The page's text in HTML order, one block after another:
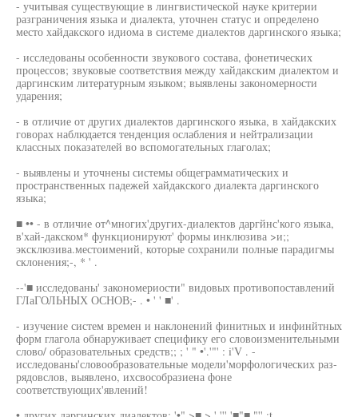
- учитывая существующие в лингвистической науке критерии
разграничения языка и диалекта, уточнен статус и определено
место хайдакского идиома в системе диалектов даргинского языка;
- исследованы особенности звукового состава, фонетических
процессов; звуковые соответствия между хайдакским диалектом и
даргинским литературным языком; выявлены закономерности
ударения;
- в отличие от других диалектов даргинского языка, в хайдакских
говорах наблюдается тенденция ослабления и нейтрализации
классных показателей во вспомогательных глаголах;
- выявлены и уточнены системы общеграмматических и
пространственных падежей хайдакского диалекта даргинского
языка;
■ •• - в отличие от^многих'других-диалектов даргйнс'кого языка,
в'хай-дакском* функционируют' формы инклюзива >и;;
эксклюзива.местоимений, которые сохранили полные парадигмы
склонения;-, * ' .
--'■ исследованы' закономериости" видовых противопоставлений
ГЛаГОЛЬНЫХ ОСНОВ;- . • ' ' ■' .
- изучение систем времен и наклонений финитных и инфинйтных
форм глагола обнаруживает специфику его словоизменительными
слово/ образовательных средств;; ; ' " •'.'"' : i'V . -
исследованы'словообразовательные модели'морфологических раз-
рядовслов, выявлено, ихсвособразиена фоне
соответствующих'явлений!